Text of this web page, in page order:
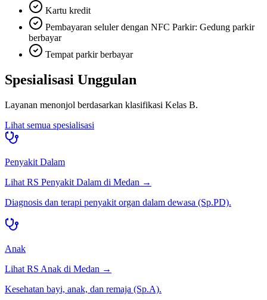
Kartu kredit
Pembayaran seluler dengan NFC Parkir: Gedung parkir
berbayar
Tempat parkir berbayar
Spesialisasi Unggulan
Layanan menonjol berdasarkan klasifikasi Kelas B.
Lihat semua spesialisasi
Penyakit Dalam
Lihat RS Penyakit Dalam di Medan →
Diagnosis dan terapi penyakit organ dalam dewasa (Sp.PD).
Anak
Lihat RS Anak di Medan →
Kesehatan bayi, anak, dan remaja (Sp.A).